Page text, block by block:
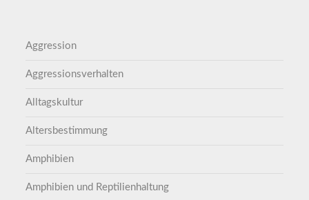
Aggression
Aggressionsverhalten
Alltagskultur
Altersbestimmung
Amphibien
Amphibien und Reptilienhaltung